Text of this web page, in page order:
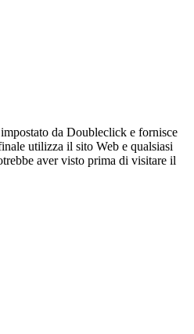
da Doubleclick e fornisce
utilizza il sito Web e qualsiasi
aver visto prima di visitare il